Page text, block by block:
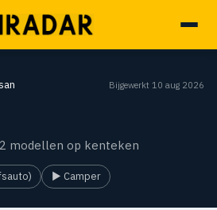
Bijgewerkt 10 aug 2026
modellen op kenteken
▶ Camper